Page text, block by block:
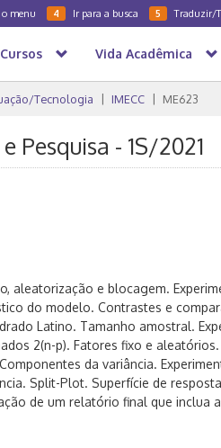
menu 4 Ir para a busca 5 Traduzir/
Vida Acadêmica
Tecnologia IMECC ME623
Pesquisa - 1S/2021
aleatorização e blocagem.
do modelo. Contrastes e
Latino. Tamanho amostral.
2(n-p). Fatores fixo e
da variância.
Split-Plot. Superfície de
de um relatório final que inclua